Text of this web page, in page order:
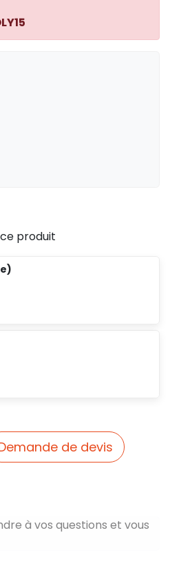
produit
de devis
à vos questions et vous